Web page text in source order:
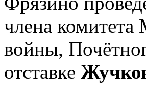
члена
войны,
отставке